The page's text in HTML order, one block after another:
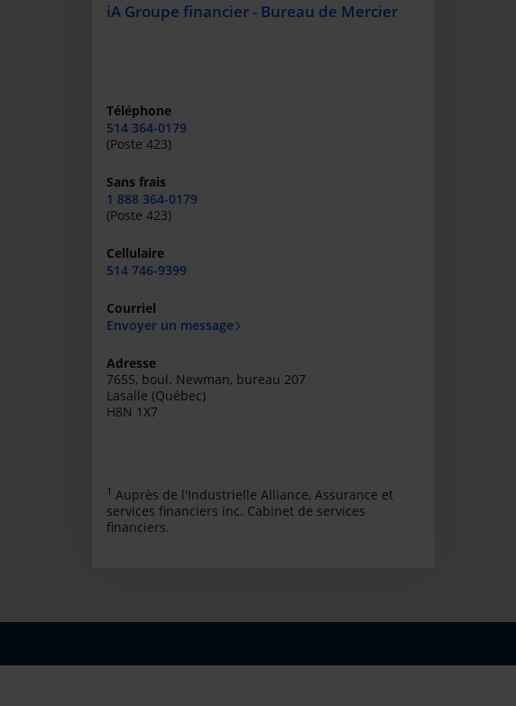
iA Groupe financier - Bureau de Mercier
Téléphone
514 364-0179
(Poste 423)
Sans frais
1 888 364-0179
(Poste 423)
Cellulaire
514 746-9399
Courriel
Envoyer un message
Adresse
7655, boul. Newman, bureau 207
Lasalle (Québec)
H8N 1X7
1 Auprès de l'Industrielle Alliance, Assurance et
services financiers inc. Cabinet de services
financiers.